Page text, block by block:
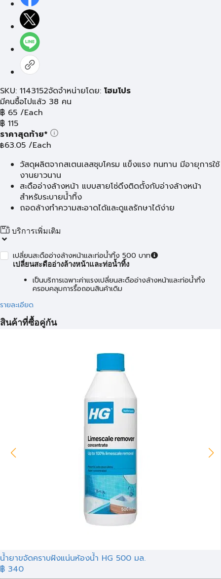
SKU: 1143152จัดจำหน่ายโดย: โฮมโปร
มีคนซื้อไปแล้ว 38 คน
฿ 65 /Each
฿ 115
ราคาสุดท้าย*
฿63.05 /Each
วัสดุผลิตจากสเตนเลสชุบโครม แข็งแรง ทนทาน มีอายุการใช้
งานยาวนาน
สะดืออ่างล้างหน้า แบบสายโซ่ดึงติดตั้งกับอ่างล้างหน้า
สำหรับระบายน้ำทิ้ง
ถอดล้างทำความสะอาดได้และดูแลรักษาได้ง่าย
บริการเพิ่มเติม
เปลี่ยนสะดืออ่างล้างหน้าและท่อน้ำทิ้ง 500 บาท
เปลี่ยนสะดืออ่างล้างหน้าและท่อน้ำทิ้ง
เป็นบริการเฉพาะค่าแรงเปลี่ยนสะดืออ่างล้างหน้าและท่อน้ำทิ้ง
ครอบคลุมการรื้อถอนสินค้าเดิม
รายละเอียด
สินค้าที่ซื้อคู่กัน
น้ำยาขจัดคราบฝังแน่นห้องน้ำ HG 500 มล.
฿ 340